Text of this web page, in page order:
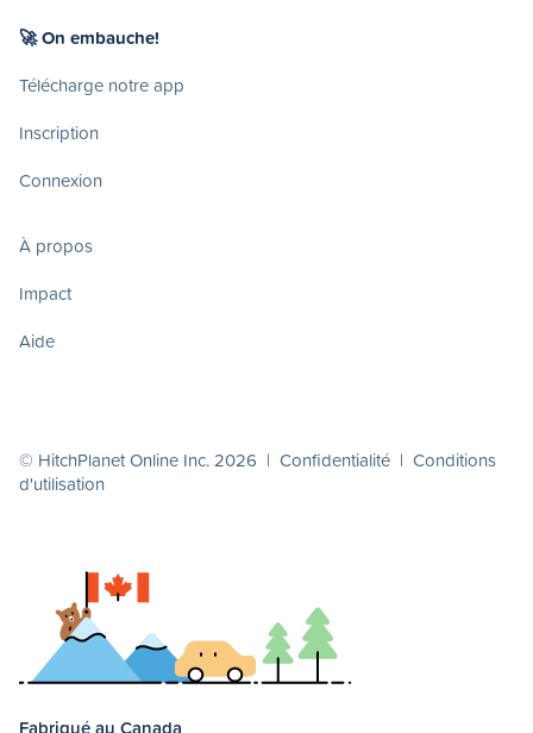
🚀 On embauche!
Télécharge notre app
Inscription
Connexion
À propos
Impact
Aide
© HitchPlanet Online Inc. 2026 | Confidentialité | Conditions
d'utilisation
Fabriqué au Canada